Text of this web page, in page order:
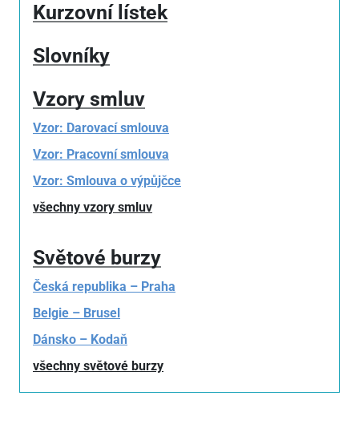
Kurzovní lístek
Slovníky
Vzory smluv
Vzor: Darovací smlouva
Vzor: Pracovní smlouva
Vzor: Smlouva o výpůjčce
všechny vzory smluv
Světové burzy
Česká republika – Praha
Belgie – Brusel
Dánsko – Kodaň
všechny světové burzy